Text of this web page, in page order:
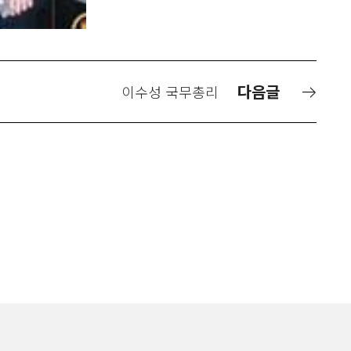
이수성 국무총리 다음글